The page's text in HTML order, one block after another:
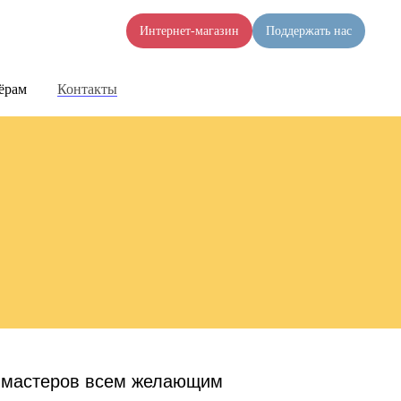
Интернет-магазин Поддержать нас
Контакты
всем желающим